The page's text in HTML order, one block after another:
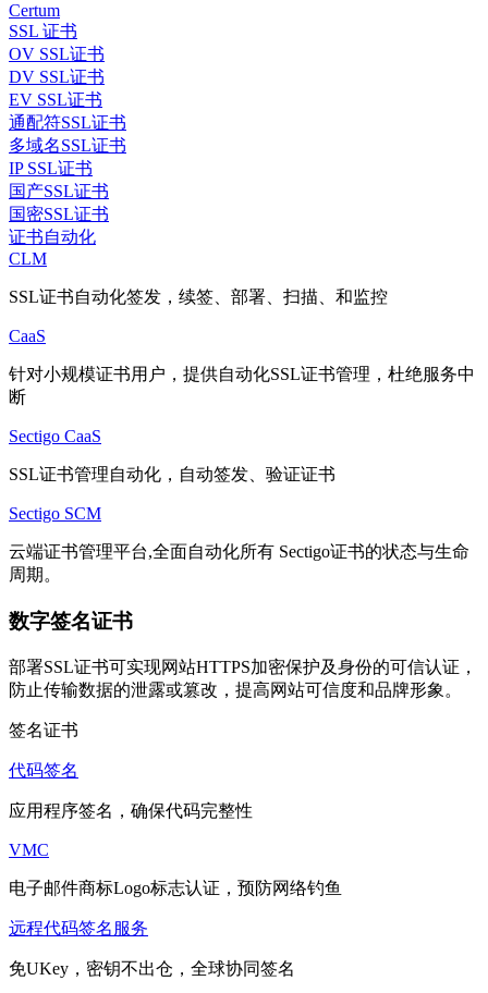
Certum
SSL 证书
OV SSL证书
DV SSL证书
EV SSL证书
通配符SSL证书
多域名SSL证书
IP SSL证书
国产SSL证书
国密SSL证书
证书自动化
CLM
SSL证书自动化签发，续签、部署、扫描、和监控
CaaS
针对小规模证书用户，提供自动化SSL证书管理，杜绝服务中
断
Sectigo CaaS
SSL证书管理自动化，自动签发、验证证书
Sectigo SCM
云端证书管理平台,全面自动化所有 Sectigo证书的状态与生命
周期。
数字签名证书
部署SSL证书可实现网站HTTPS加密保护及身份的可信认证，
防止传输数据的泄露或篡改，提高网站可信度和品牌形象。
签名证书
代码签名
应用程序签名，确保代码完整性
VMC
电子邮件商标Logo标志认证，预防网络钓鱼
远程代码签名服务
免UKey，密钥不出仓，全球协同签名